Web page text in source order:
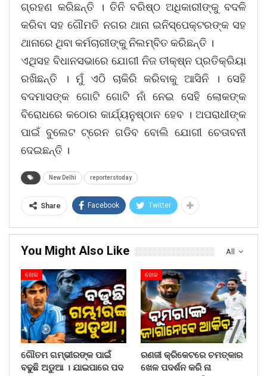
ଗ୍ରହଣ କରିଛନ୍ତି । ତିନି ବରିଷ୍ଠ ଅଧିକାରୀଙ୍କୁ ବଦଳି
କରିବା ସହ ଗୌମତି ନଗର ଥାନା ଇନିସ୍ପେକ୍ଟରଙ୍କ ସହ
ଥାନାରେ ଥିବା କର୍ମଚାରୀଙ୍କୁ ନିଲମ୍ବିତ କରିଛନ୍ତି ।
ଏଥିସହ ବିଧାନସଭାରେ ଯୋଗୀ ନିଜ ତୀକ୍ଷ୍ନ ପ୍ରତିକ୍ରିୟା
ରଖିଛନ୍ତି । ମୁଁ ଏଠି ଚାକିରି କରିବାକୁ ଆସିନି । ସେହି
ବଦମାସଙ୍କ ଗୋଟି ଗୋଟି ନାଁ ନେଇ ସେହି ଲୋକଙ୍କ
ବିରୋଧରେ କଠୋର କାର୍ଯ୍ୟନୁଷ୍ଠାନ ହେବ । ଅପରାଧୀଙ୍କ
ପାଇଁ ବୁଲେଟ ଟ୍ରେନ ଗଡିବ ବୋଲି ଯୋଗୀ ଚେତାବନୀ
ଦେଇଛନ୍ତି ।
New Delhi reporterstoday
Share Facebook Twitter
All
You Might Also Like
ଖେଳ
ଗୌତମ ଗମ୍ଭୀରଙ୍କ ପାଇଁ
ବଢୁଛି ଅଡୁଆ । ଯାଇପାରେ ପଦ
ଖେଳ
ରଣଜୀ କ୍ରିକେଟରେ ଚମତ୍କାର
ଖେଳ ପଦର୍ଶନ କରି ନା